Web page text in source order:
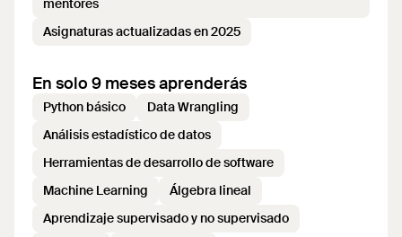
mentores
Asignaturas actualizadas en 2025
En solo 9 meses aprenderás
Python básico
Data Wrangling
Análisis estadístico de datos
Herramientas de desarrollo de software
Machine Learning
Álgebra lineal
Aprendizaje supervisado y no supervisado